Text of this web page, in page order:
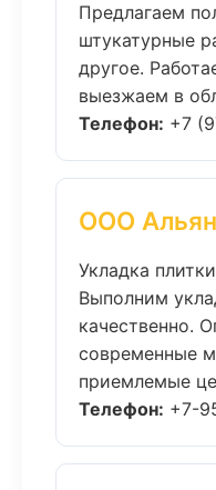
Предлагаем
штукатурные
другое.
выезжаем в
Телефон: +7
ООО
Укладка
Выполним
качественно.
современные
приемлемые
Телефон: +7-